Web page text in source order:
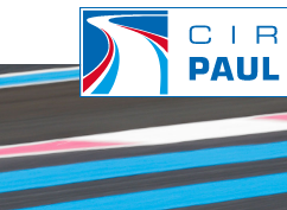
Panneau de gestion des cookies